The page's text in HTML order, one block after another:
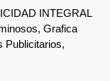
INTEGRAL
Grafica
Publicitarios,